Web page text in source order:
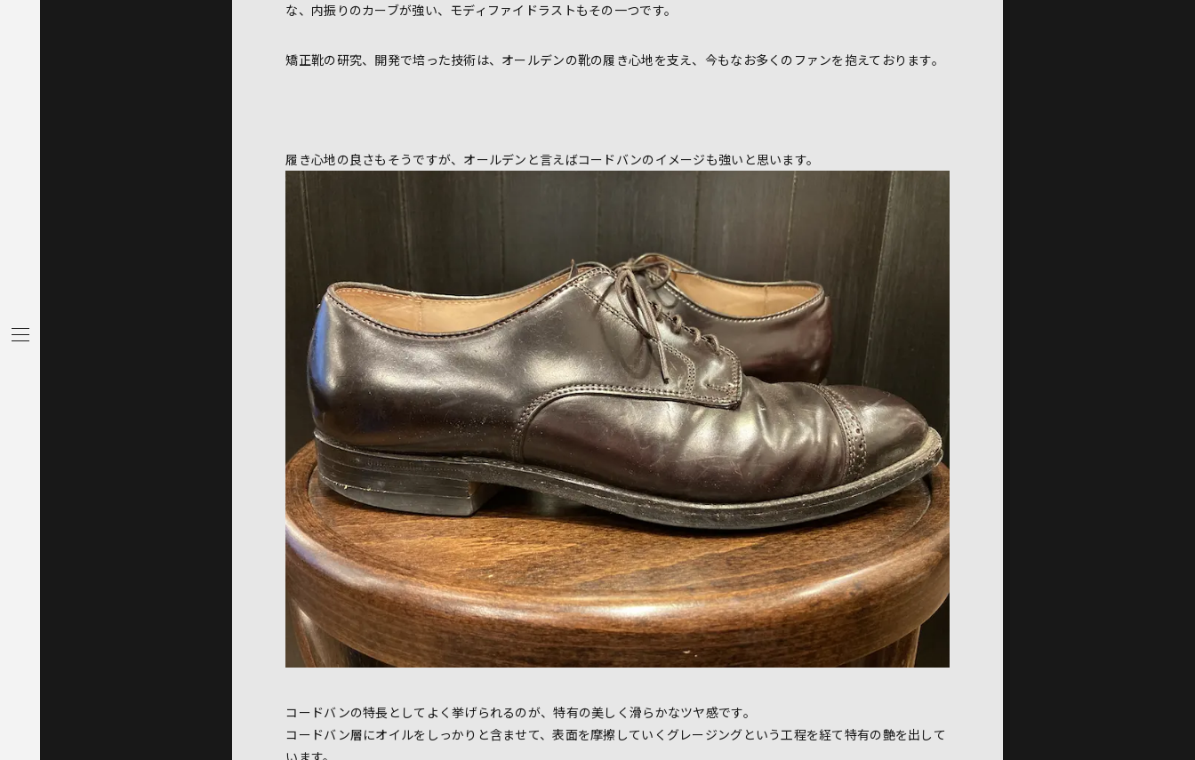
な、内振りのカーブが強い、モディファイドラストもその一つです。
矯正靴の研究、開発で培った技術は、オールデンの靴の履き心地を支え、今もなお多くのファンを抱えております。
履き心地の良さもそうですが、オールデンと言えばコードバンのイメージも強いと思います。
コードバンの特長としてよく挙げられるのが、特有の美しく滑らかなツヤ感です。
コードバン層にオイルをしっかりと含ませて、表面を摩擦していくグレージングという工程を経て特有の艶を出して